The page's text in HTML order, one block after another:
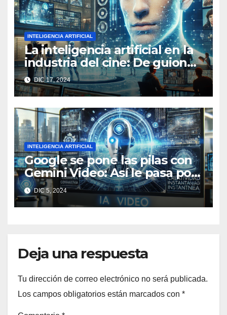
INTELIGENCIA ARTIFICIAL
La inteligencia artificial en la
industria del cine: De guiones
a actores virtuales
DIC 17, 2024
INTELIGENCIA ARTIFICIAL
Google se pone las pilas con
Gemini Video: Así le pasa por
encima a OpenAI
DIC 5, 2024
Deja una respuesta
Tu dirección de correo electrónico no será publicada.
Los campos obligatorios están marcados con *